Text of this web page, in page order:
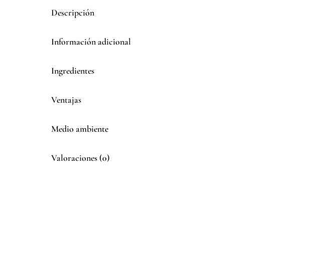
Descripción
Información adicional
Ingredientes
Ventajas
Medio ambiente
Valoraciones (0)